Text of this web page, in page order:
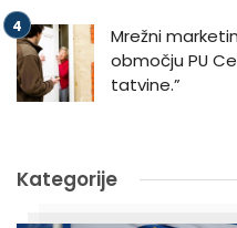
Mrežni
območju PU
tatvine.”
Kategorije